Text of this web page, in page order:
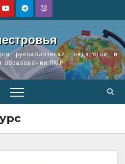
руководителей, педагогов и
образования ПМР